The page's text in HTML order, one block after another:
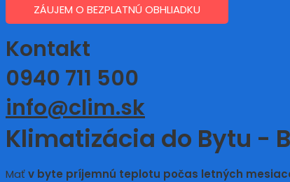
ZÁUJEM O BEZPLATNÚ OBHLIADKU
Kontakt
0940 711 500
info@clim.sk
Klimatizácia do Bytu -
Maťv byte príjemnú teplotu počas letných